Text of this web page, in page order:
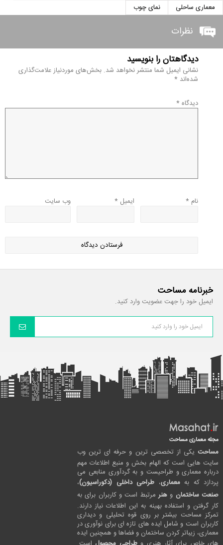
معماری ساحلی
نمای چوب
نظرات
دیدگاهتان را بنویسید
نشانی ایمیل شما منتشر نخواهد شد. بخش‌های موردنیاز علامت‌گذاری
شده‌اند *
دیدگاه *
نام * ایمیل * وب‌ سایت
خبرنامه مساحت
ایمیل خود را جهت عضویت وارد کنید.
مجله معماری مساحت
مساحت یکی از تخصصی ترین و حرفه ای ترین وب
سایت هایی است که الهام بخش و منبع اطلاعات مهم
درباره معماری و طراحیست و به گردآوری منابعی می
پردازد که بهمعماری، طراحی داخلی (دکوراسیون)،
صنعت ساختمان و هنرمرتبط است و کاربران برای به
کار گرفتن و استفاده بهینه به این اطلاعات نیاز دارند.
تمرکز مساحت بیشتر بر روی قوه تحلیلی و دیداری
کاربران است و شامل ایده های تازه ای برای نوآوری در
معماری، زیباتر کردن ساختمان و فضاها و همچنین ایده